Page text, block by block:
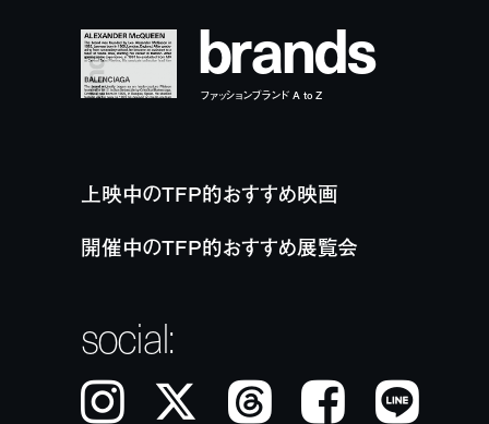
brands
ファッションブランド A to Z
上映中のTFP的おすすめ映画
開催中のTFP的おすすめ展覧会
social:
Instagram 𝕏 Threads Facebook LINE